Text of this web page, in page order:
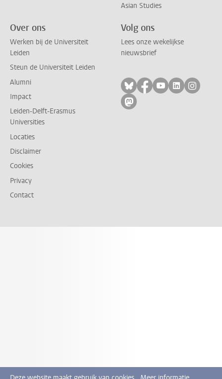
Asian Studies
Over ons
Werken bij de Universiteit
Leiden
Steun de Universiteit Leiden
Alumni
Impact
Leiden-Delft-Erasmus
Universities
Locaties
Disclaimer
Cookies
Privacy
Contact
Volg ons
Lees onze wekelijkse
nieuwsbrief
Volg ons op bluesky
Volg ons op
Volg ons op
Volg ons
Volg
Volg ons op mastodon